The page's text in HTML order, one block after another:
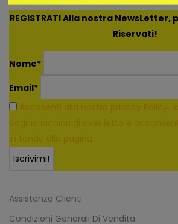
REGISTRATI Alla nostra
Riservati!
Nome*
Email*
Accosenti alla nostra privacy Policy,
pagina dichiari di aver letto e
in fondo alla pagina
Assistenza Clienti
Condizioni Generali Di Vendita